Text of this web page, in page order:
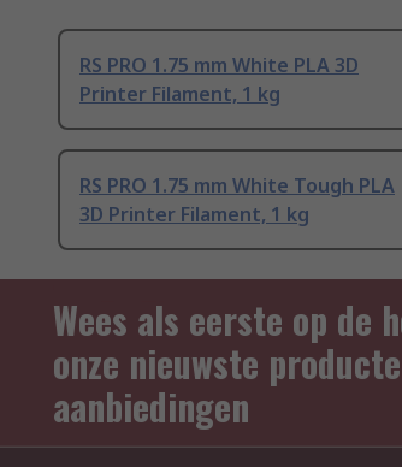
RS PRO 1.75 mm White PLA 3D
Printer Filament, 1 kg
RS PRO 1.75 mm White Tough PLA
3D Printer Filament, 1 kg
Wees als eerste op de
onze nieuwste
aanbiedingen